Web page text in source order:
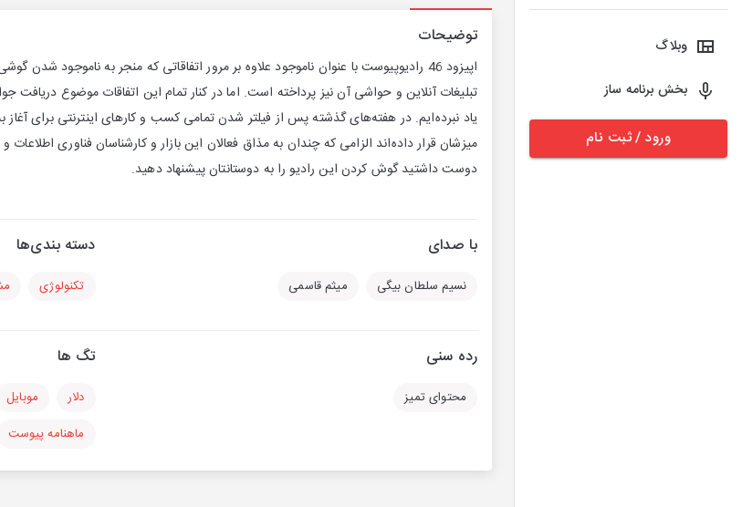
وبلاگ
بخش برنامه ساز
ورود / ثبت نام
توضیحات
اپیزود 46 رادیوپیوست با عنوان ناموجود علاوه بر مرور اتفاقاتی که منجر به ناموجود
تبلیغات آنلاین و حواشی آن نیز پرداخته است. اما در کنار تمام این اتفاقات موضوع
یاد نبرده‌ایم. در هفته‌های گذشته پس از فیلتر شدن تمامی کسب و کارهای اینترنتی برای
میزشان قرار داده‌اند الزامی که چندان به مذاق فعالان این بازار و کارشناسان فناوری
دوست داشتید گوش کردن این رادیو را به دوستانتان پیشنهاد دهید.
با صدای
نسیم سلطان بیگی میثم قاسمی
دسته بندی‌ها
تکنولوژی
رده سنی
محتوای تمیز
تگ ها
دلار موبایل
ماهنامه پیوست